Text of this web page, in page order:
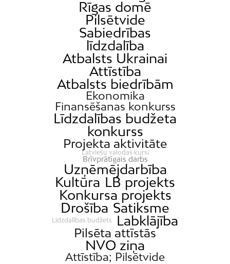
Rīgas domē
Pilsētvide
Sabiedrības
līdzdalība
Atbalsts Ukrainai
Attīstība
Atbalsts biedrībām
Ekonomika
Finansēšanas konkurss
Līdzdalības budžeta
konkurss
Projekta aktivitāte
Latviešu valodas kursi
Brīvprātīgais darbs
Uzņēmējdarbība
Kultūra LB projekts
Konkursa projekts
Drošība Satiksme
Līdzdalības budžets Labklājība
Pilsēta attīstās
NVO ziņa
Attīstība; Pilsētvide